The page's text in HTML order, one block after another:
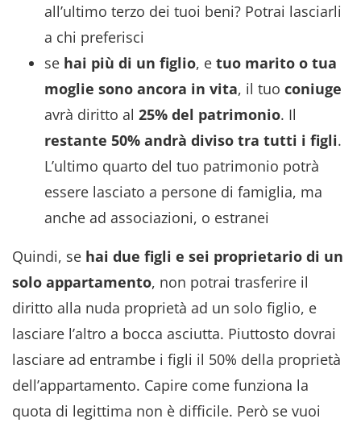
all’ultimo terzo dei tuoi beni? Potrai lasciarli
a chi preferisci
se hai più di un figlio, e tuo marito o tua
moglie sono ancora in vita, il tuo coniuge
avrà diritto al 25% del patrimonio. Il
restante 50% andrà diviso tra tutti i figli.
L’ultimo quarto del tuo patrimonio potrà
essere lasciato a persone di famiglia, ma
anche ad associazioni, o estranei
Quindi, se hai due figli e sei proprietario di un
solo appartamento, non potrai trasferire il
diritto alla nuda proprietà ad un solo figlio, e
lasciare l’altro a bocca asciutta. Piuttosto dovrai
lasciare ad entrambe i figli il 50% della proprietà
dell’appartamento. Capire come funziona la
quota di legittima non è difficile. Però se vuoi